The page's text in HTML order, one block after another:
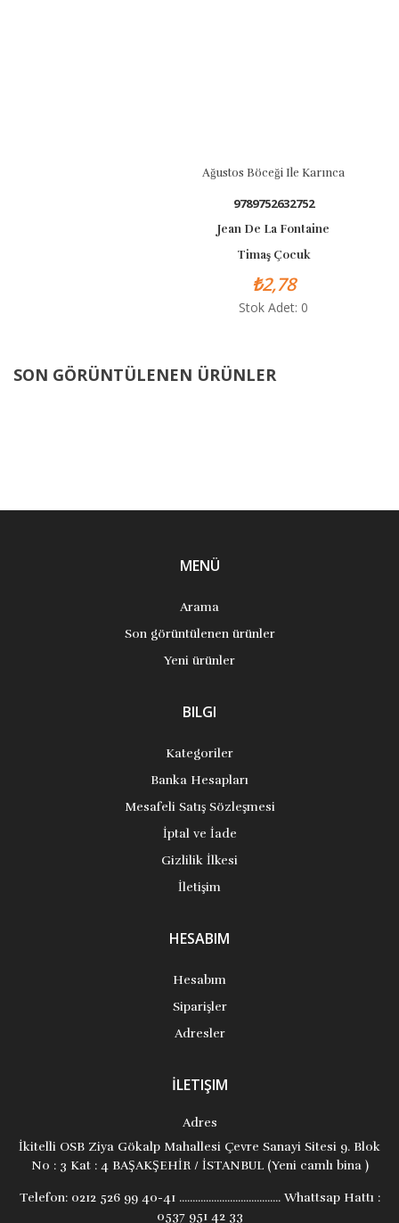
Ağustos Böceği Ile Karınca
9789752632752
Jean De La Fontaine
Timaş Çocuk
Stok Adet: 0
SON GÖRÜNTÜLENEN ÜRÜNLER
MENÜ
Arama
Son görüntülenen ürünler
Yeni ürünler
BILGI
Kategoriler
Banka Hesapları
Mesafeli Satış Sözleşmesi
İptal ve İade
Gizlilik İlkesi
İletişim
HESABIM
Hesabım
Siparişler
Adresler
İLETIŞIM
Adres
İkitelli OSB Ziya Gökalp Mahallesi Çevre Sanayi Sitesi 9. Blok
No : 3 Kat : 4 BAŞAKŞEHİR / İSTANBUL (Yeni camlı bina )
Telefon:0212 526 99 40-41 ...................................... Whattsap Hattı :
0537 951 42 33